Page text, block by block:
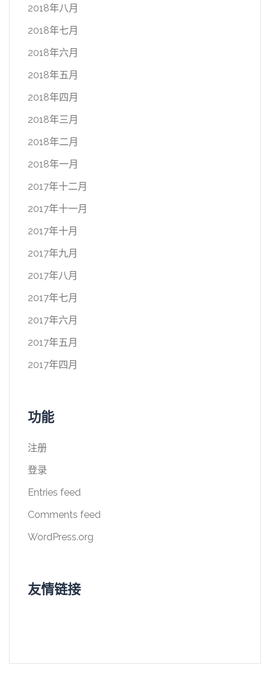
2018年八月
2018年七月
2018年六月
2018年五月
2018年四月
2018年三月
2018年二月
2018年一月
2017年十二月
2017年十一月
2017年十月
2017年九月
2017年八月
2017年七月
2017年六月
2017年五月
2017年四月
功能
注册
登录
Entries feed
Comments feed
WordPress.org
友情链接